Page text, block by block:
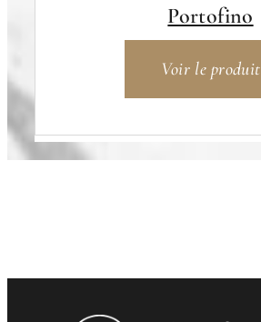
Portofino
Voir le produit